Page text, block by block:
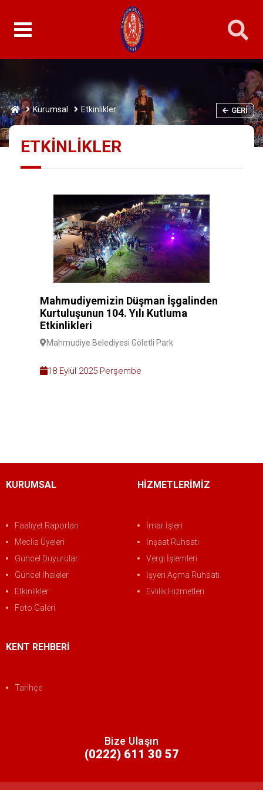
Kurumsal Etkinlikler GERI
ETKİNLİKLER
Mahmudiyemizin Düşman İşgalinden
Kurtuluşunun 104. Yılı Kutluma
Etkinlikleri
Mahmudiye Belediyesi Göletli Park
18 Eylül 2025 Perşembe
KURUMSAL
Faaliyet Raporları
Meclis Üyeleri
Güncel Duyurular
Güncel İhaleler
Etkinlikler
Foto Galeri
HİZMETLERİMİZ
İmar İşleri
İnşaat Ruhsatı
Vergi İşlemleri
İşyeri Açma Ruhsatı
Evlilik Hizmetleri
KENT REHBERİ
Tarihçe
Bize Ulaşın
(0222) 611 30 57